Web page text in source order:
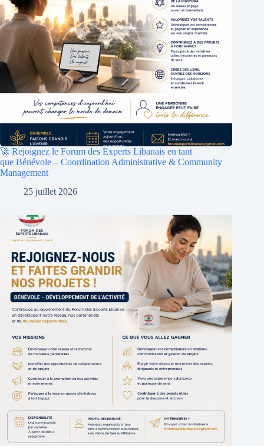
🚀 Rejoignez le Forum des Experts Libanais en tant
que Bénévole – Coordination Administrative & Community
Management
25 juillet 2026